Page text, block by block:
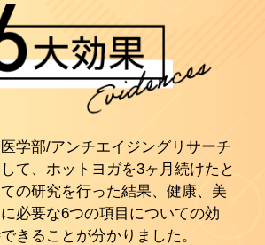
学部/アンチエイジングリサーチ
て、ホットヨガを3ヶ月続けたと
の研究を行った結果、健康、美
必要な6つの項目についての効
きることが分かりました。